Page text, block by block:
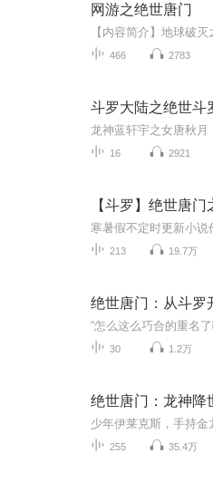
网游之绝世唐门
466 2783
斗罗大陆之绝世斗
16 2921
【斗罗】绝世唐
213 19.7万
绝世唐门：从斗罗
30 1.2万
绝世唐门：龙神降
255 35.4万